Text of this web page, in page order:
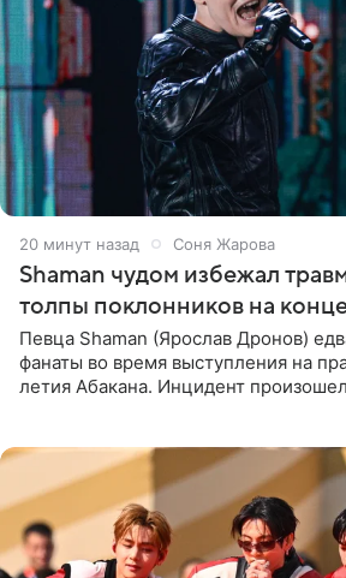
20 минут назад Соня Жарова
Shaman чудом избежал
толпы поклонников на
Певца Shaman (Ярослав Дронов)
фанаты во время выступления на
летия Абакана. Инцидент